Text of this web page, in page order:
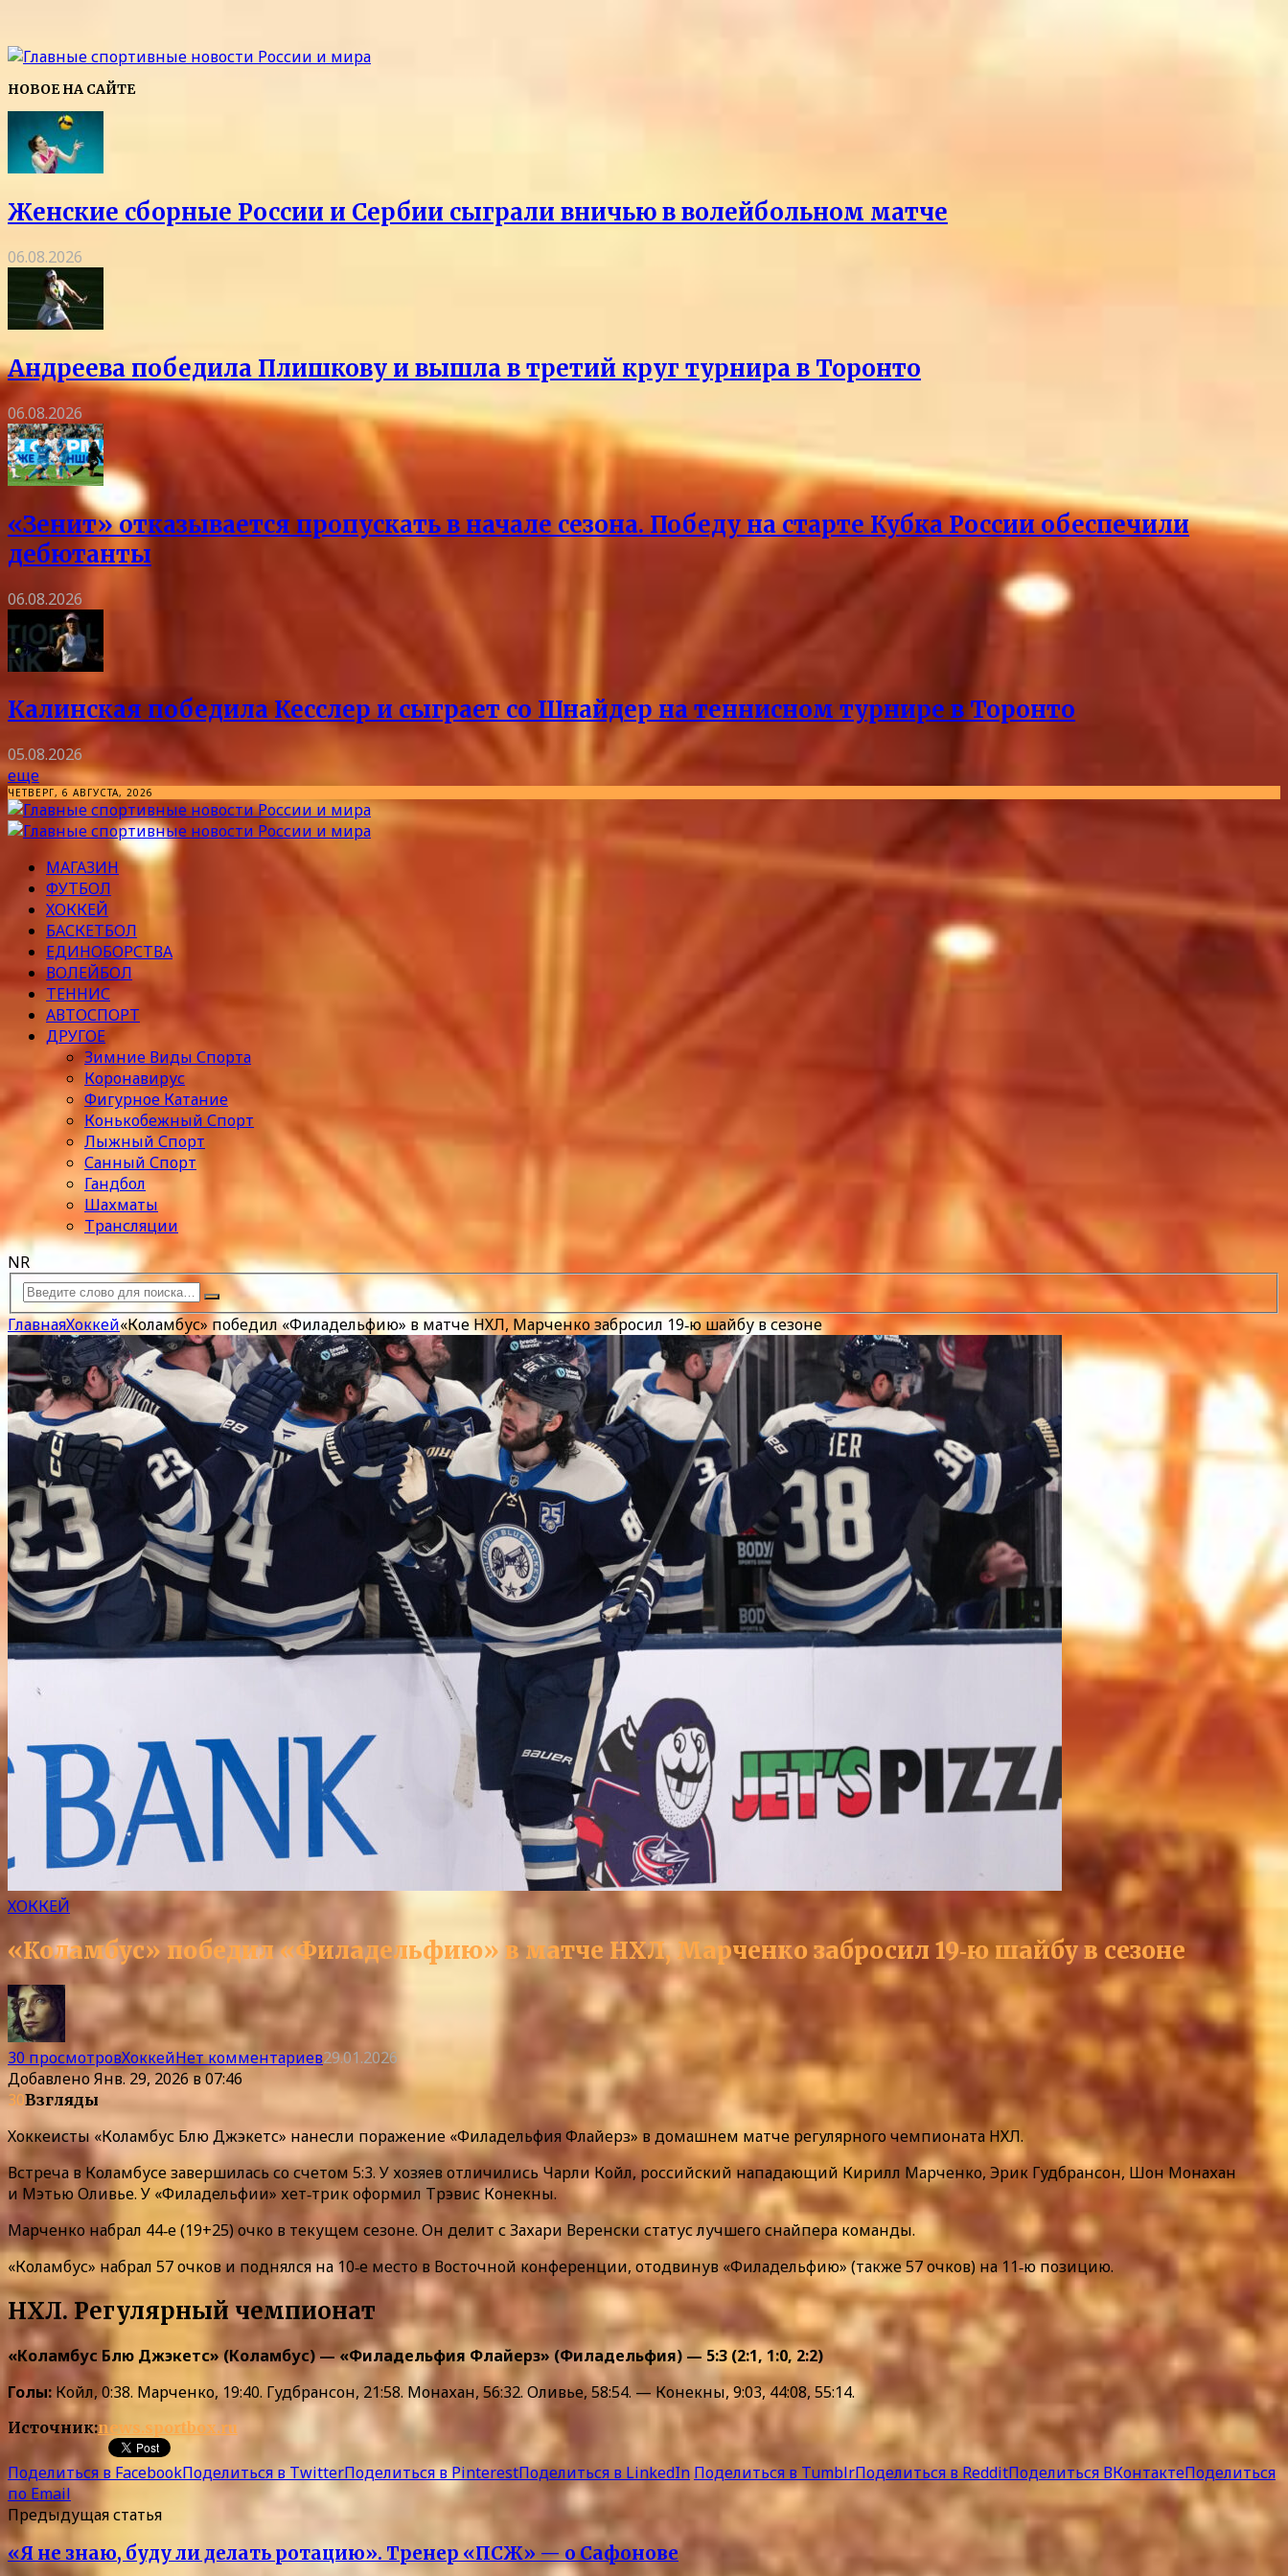
НОВОЕ НА САЙТЕ
Женские сборные России и Сербии сыграли вничью в волейбольном матче
06.08.2026
Андреева победила Плишкову и вышла в третий круг турнира в Торонто
06.08.2026
«Зенит» отказывается пропускать в начале сезона. Победу на старте Кубка России обеспечили
дебютанты
06.08.2026
Калинская победила Кесслер и сыграет со Шнайдер на теннисном турнире в Торонто
05.08.2026
еще
ЧЕТВЕРГ, 6 АВГУСТА, 2026
МАГАЗИН
ФУТБОЛ
ХОККЕЙ
БАСКЕТБОЛ
ЕДИНОБОРСТВА
ВОЛЕЙБОЛ
ТЕННИС
АВТОСПОРТ
ДРУГОЕ
Зимние Виды Спорта
Коронавирус
Фигурное Катание
Конькобежный Спорт
Лыжный Спорт
Санный Спорт
Гандбол
Шахматы
Трансляции
NR
ГлавнаяХоккей«Коламбус» победил «Филадельфию» в матче НХЛ, Марченко забросил 19‑ю шайбу в сезоне
ХОККЕЙ
«Коламбус» победил «Филадельфию» в матче НХЛ, Марченко забросил 19‑ю шайбу в сезоне
30 просмотровХоккейНет комментариев29.01.2026
ДобавленоЯнв. 29, 2026 в 07:46
30Взгляды
Хоккеисты «Коламбус Блю Джэкетс» нанесли поражение «Филадельфия Флайерз» в домашнем матче регулярного чемпионата НХЛ.
Встреча в Коламбусе завершилась со счетом 5:3. У хозяев отличились Чарли Койл, российский нападающий Кирилл Марченко, Эрик Гудбрансон, Шон Монахан
и Мэтью Оливье. У «Филадельфии» хет‑трик оформил Трэвис Конекны.
Марченко набрал 44‑е (19+25) очко в текущем сезоне. Он делит с Захари Веренски статус лучшего снайпера команды.
«Коламбус» набрал 57 очков и поднялся на 10‑е место в Восточной конференции, отодвинув «Филадельфию» (также 57 очков) на 11‑ю позицию.
НХЛ. Регулярный чемпионат
«Коламбус Блю Джэкетс» (Коламбус) — «Филадельфия Флайерз» (Филадельфия) — 5:3 (2:1, 1:0, 2:2)
Голы:Койл, 0:38. Марченко, 19:40. Гудбрансон, 21:58. Монахан, 56:32. Оливье, 58:54. — Конекны, 9:03, 44:08, 55:14.
Источник:news.sportbox.ru
Поделиться в FacebookПоделиться в TwitterПоделиться в PinterestПоделиться в LinkedIn Поделиться в TumblrПоделиться в RedditПоделиться ВКонтактеПоделиться
по Email
Предыдущая статья
«Я не знаю, буду ли делать ротацию». Тренер «ПСЖ» — о Сафонове